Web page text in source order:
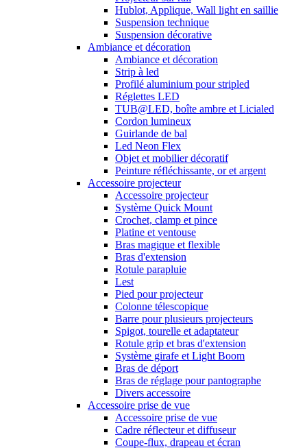
Hublot, Applique, Wall light en saillie
Suspension technique
Suspension décorative
Ambiance et décoration
Ambiance et décoration
Strip à led
Profilé aluminium pour stripled
Réglettes LED
TUB@LED, boîte ambre et Licialed
Cordon lumineux
Guirlande de bal
Led Neon Flex
Objet et mobilier décoratif
Peinture réfléchissante, or et argent
Accessoire projecteur
Accessoire projecteur
Système Quick Mount
Crochet, clamp et pince
Platine et ventouse
Bras magique et flexible
Bras d'extension
Rotule parapluie
Lest
Pied pour projecteur
Colonne télescopique
Barre pour plusieurs projecteurs
Spigot, tourelle et adaptateur
Rotule grip et bras d'extension
Système girafe et Light Boom
Bras de déport
Bras de réglage pour pantographe
Divers accessoire
Accessoire prise de vue
Accessoire prise de vue
Cadre réflecteur et diffuseur
Coupe-flux, drapeau et écran